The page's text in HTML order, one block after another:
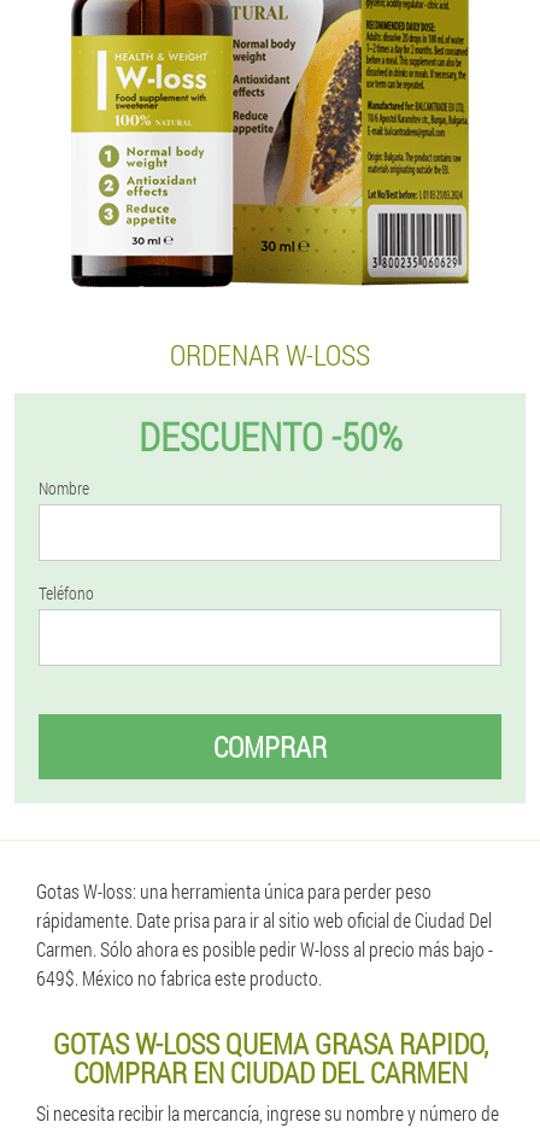
ORDENAR W-LOSS
DESCUENTO -50%
Nombre
Teléfono
COMPRAR
Gotas W-loss: una herramienta única para perder peso
rápidamente. Date prisa para ir al sitio web oficial de Ciudad Del
Carmen. Sólo ahora es posible pedir W-loss al precio más bajo -
649$. México no fabrica este producto.
GOTAS W-LOSS QUEMA GRASA RAPIDO,
COMPRAR EN CIUDAD DEL CARMEN
Si necesita recibir la mercancía, ingrese su nombre y número de